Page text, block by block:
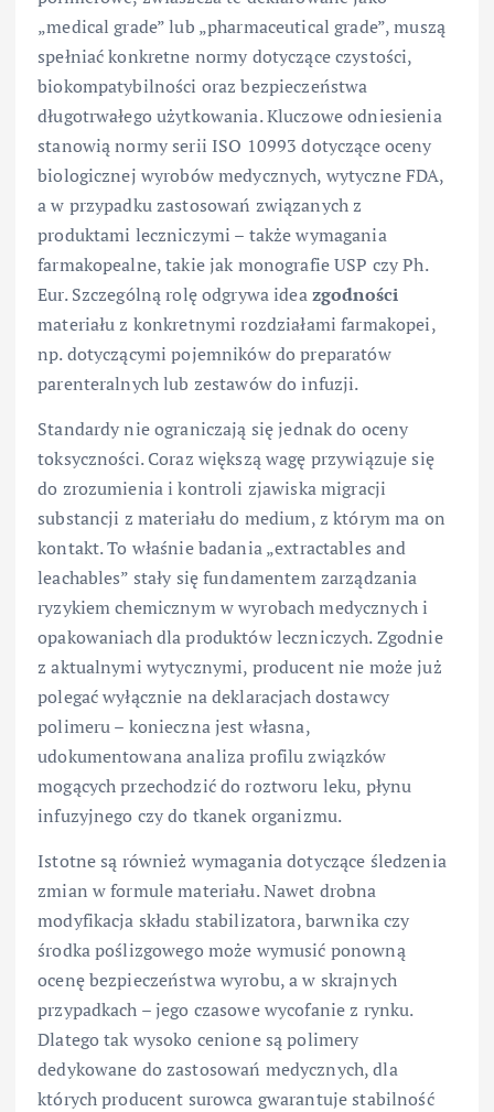
„medical grade” lub „pharmaceutical grade”, muszą
spełniać konkretne normy dotyczące czystości,
biokompatybilności oraz bezpieczeństwa
długotrwałego użytkowania. Kluczowe odniesienia
stanowią normy serii ISO 10993 dotyczące oceny
biologicznej wyrobów medycznych, wytyczne FDA,
a w przypadku zastosowań związanych z
produktami leczniczymi – także wymagania
farmakopealne, takie jak monografie USP czy Ph.
Eur. Szczególną rolę odgrywa ideazgodności
materiału z konkretnymi rozdziałami farmakopei,
np. dotyczącymi pojemników do preparatów
parenteralnych lub zestawów do infuzji.
Standardy nie ograniczają się jednak do oceny
toksyczności. Coraz większą wagę przywiązuje się
do zrozumienia i kontroli zjawiska migracji
substancji z materiału do medium, z którym ma on
kontakt. To właśnie badania „extractables and
leachables” stały się fundamentem zarządzania
ryzykiem chemicznym w wyrobach medycznych i
opakowaniach dla produktów leczniczych. Zgodnie
z aktualnymi wytycznymi, producent nie może już
polegać wyłącznie na deklaracjach dostawcy
polimeru – konieczna jest własna,
udokumentowana analiza profilu związków
mogących przechodzić do roztworu leku, płynu
infuzyjnego czy do tkanek organizmu.
Istotne są również wymagania dotyczące śledzenia
zmian w formule materiału. Nawet drobna
modyfikacja składu stabilizatora, barwnika czy
środka poślizgowego może wymusić ponowną
ocenę bezpieczeństwa wyrobu, a w skrajnych
przypadkach – jego czasowe wycofanie z rynku.
Dlatego tak wysoko cenione są polimery
dedykowane do zastosowań medycznych, dla
których producent surowca gwarantuje stabilność